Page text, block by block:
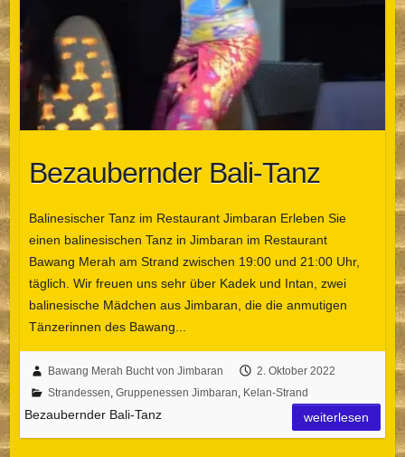
Bezaubernder Bali-Tanz
Balinesischer Tanz im Restaurant Jimbaran Erleben Sie
einen balinesischen Tanz in Jimbaran im Restaurant
Bawang Merah am Strand zwischen 19:00 und 21:00 Uhr,
täglich. Wir freuen uns sehr über Kadek und Intan, zwei
balinesische Mädchen aus Jimbaran, die die anmutigen
Tänzerinnen des Bawang...
Bawang Merah Bucht von Jimbaran
2. Oktober 2022
Strandessen, Gruppenessen Jimbaran, Kelan-Strand
Bezaubernder Bali-Tanz weiterlesen